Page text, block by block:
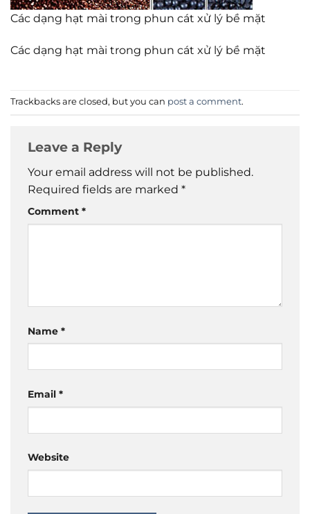
Các dạng hạt mài trong phun cát xử lý bề mặt
Các dạng hạt mài trong phun cát xử lý bề mặt
Trackbacks are closed, but you can post a comment.
Leave a Reply
Your email address will not be published.
Required fields are marked *
Comment *
Name *
Email *
Website